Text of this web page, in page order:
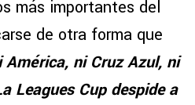
más importantes del
de otra forma que
América, ni Cruz Azul, ni
Leagues Cup despide a